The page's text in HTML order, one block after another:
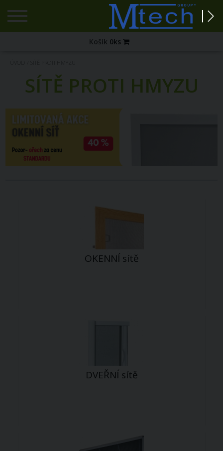
PŘIHLÁŠENÍ
Košík 0ks
SÍTĚ PROTI HMYZU
OKENNÍ sítě
DVEŘNÍ sítě